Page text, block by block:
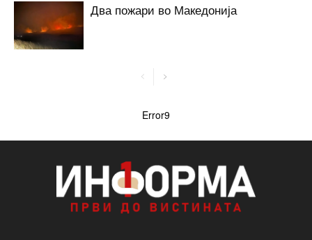
Два пожари во Македонија
Error9